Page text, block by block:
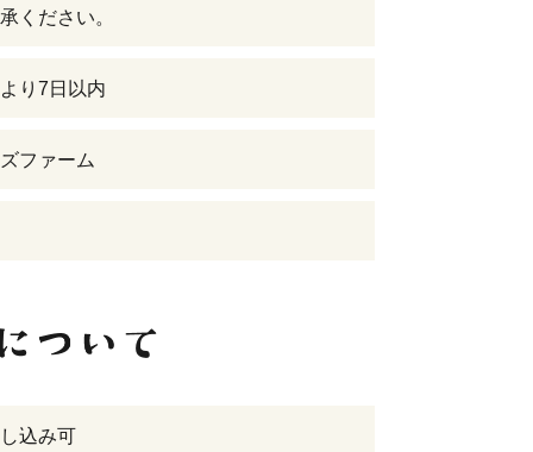
ください。
り7日以内
ファーム
込み可